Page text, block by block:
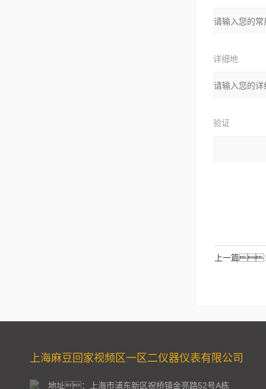
箱：
详细地
址：
验证
如：三
上一篇
上海麻豆回家视频区一区二仪器仪表有限公司
地址：上海市浦东新区祝桥镇金亮路52号A栋